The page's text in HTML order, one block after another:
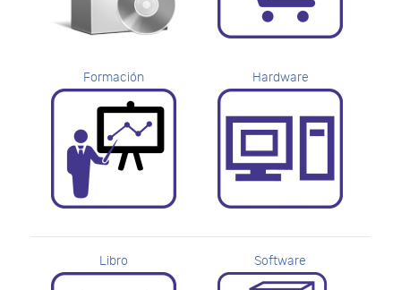
Formación Hardware
Libro Software